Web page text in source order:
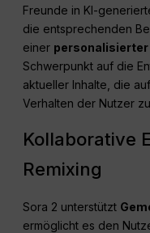
Freunde in KI-
die entsprechenden
einer personalisierter
Schwerpunkt auf die
aktueller Inhalte, die
Verhalten der Nutzer
Kollaborative
Remixing
Sora 2 unterstützt
ermöglicht es den